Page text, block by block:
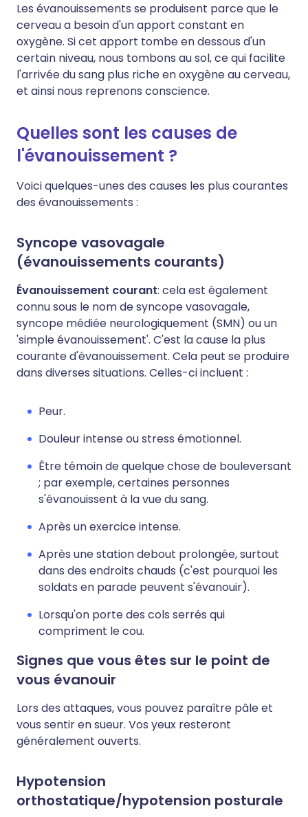
Les évanouissements se produisent parce que le
cerveau a besoin d'un apport constant en
oxygène. Si cet apport tombe en dessous d'un
certain niveau, nous tombons au sol, ce qui facilite
l'arrivée du sang plus riche en oxygène au cerveau,
et ainsi nous reprenons conscience.
Quelles sont les causes de
l'évanouissement ?
Voici quelques-unes des causes les plus courantes
des évanouissements :
Syncope vasovagale
(évanouissements courants)
Évanouissement courant: cela est également
connu sous le nom de syncope vasovagale,
syncope médiée neurologiquement (SMN) ou un
'simple évanouissement'. C'est la cause la plus
courante d'évanouissement. Cela peut se produire
dans diverses situations. Celles-ci incluent :
Peur.
Douleur intense ou stress émotionnel.
Être témoin de quelque chose de bouleversant
; par exemple, certaines personnes
s'évanouissent à la vue du sang.
Après un exercice intense.
Après une station debout prolongée, surtout
dans des endroits chauds (c'est pourquoi les
soldats en parade peuvent s'évanouir).
Lorsqu'on porte des cols serrés qui
compriment le cou.
Signes que vous êtes sur le point de
vous évanouir
Lors des attaques, vous pouvez paraître pâle et
vous sentir en sueur. Vos yeux resteront
généralement ouverts.
Hypotension
orthostatique/hypotension posturale